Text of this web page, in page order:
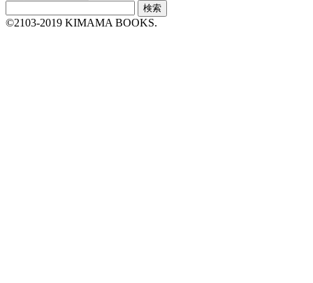
カ
索:
©2103-2019 KIMAMA BOOKS.